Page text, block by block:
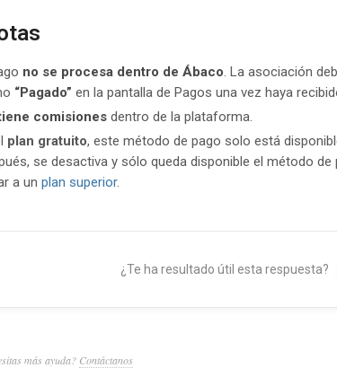
no se procesa dentro de Ábaco. La asociación
“Pagado” en la pantalla de Pagos una vez haya
comisionesdentro de la plataforma.
plan gratuito, este método de pago solo está
se desactiva y sólo queda disponible el método
a un plan superior.
¿Te ha resultado útil esta respuesta?
más ayuda? Contáctanos